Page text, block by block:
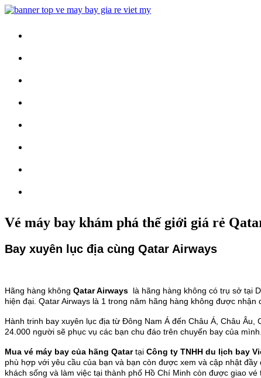
Vé máy bay khám phá thế giới giá rẻ
Bay xuyên lục địa cùng Qatar Airways
Hãng hàng không Qatar Airways là hãng hàng không có trụ sở tại
hiện đại. Qatar Airways là 1 trong năm hãng hàng không được nhận
Hành trinh bay xuyên lục địa từ Đông Nam Á đến Châu Á, Châu
24.000 người sẽ phục vụ các bạn chu đáo trên chuyến bay của mình.
Mua vé máy bay của hãng Qatartại Công ty TNHH du lịch bay
phù hợp với yêu cầu của bạn và bạn còn được xem và cập nhật
khách sống và làm việc tại thành phố Hồ Chí Minh còn được giao vé